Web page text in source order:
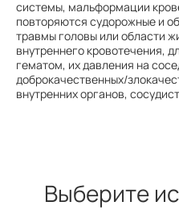
системы, мальформации
повторяются судорожные и
травмы головы или области
внутреннего кровотечения,
гематом, их давления на
доброкачественных/
внутренних органов,
Выберите